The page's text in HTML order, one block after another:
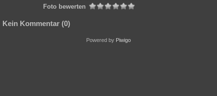
Foto bewerten
Kein Kommentar (0)
Powered by Piwigo